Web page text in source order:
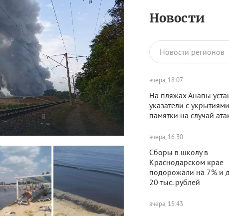
Новости
Новости регионов
вчера, 18:07
На пляжах Анапы
указатели с
памятки на случай
вчера, 16:30
Сборы в школу в
Краснодарском крае
подорожали на 7% и
20 тыс. рублей
вчера, 15:43